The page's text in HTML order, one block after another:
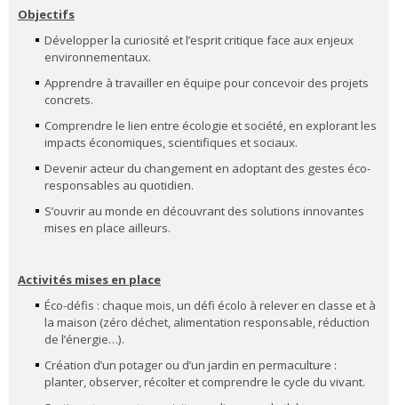
Objectifs
Développer la curiosité et l’esprit critique face aux enjeux
environnementaux.
Apprendre à travailler en équipe pour concevoir des projets
concrets.
Comprendre le lien entre écologie et société, en explorant les
impacts économiques, scientifiques et sociaux.
Devenir acteur du changement en adoptant des gestes éco-
responsables au quotidien.
S’ouvrir au monde en découvrant des solutions innovantes
mises en place ailleurs.
Activités mises en place
Éco-défis : chaque mois, un défi écolo à relever en classe et à
la maison (zéro déchet, alimentation responsable, réduction
de l’énergie…).
Création d’un potager ou d’un jardin en permaculture :
planter, observer, récolter et comprendre le cycle du vivant.